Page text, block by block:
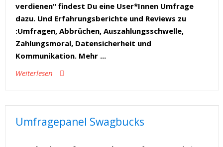
verdienen" findest Du eine User*Innen Umfrage
dazu. Und Erfahrungsberichte und Reviews zu
:Umfragen, Abbrüchen, Auszahlungsschwelle,
Zahlungsmoral, Datensicherheit und
Kommunikation. Mehr ...
Weiterlesen
Umfragepanel Swagbucks